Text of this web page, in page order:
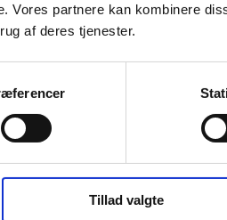
Vores partnere kan kombinere
af deres tjenester.
Tillad valgte
som du giver os og som
eller konkurrence, eller gør
informationer som omfatter; navn,
i forløbet i forbindelse med din